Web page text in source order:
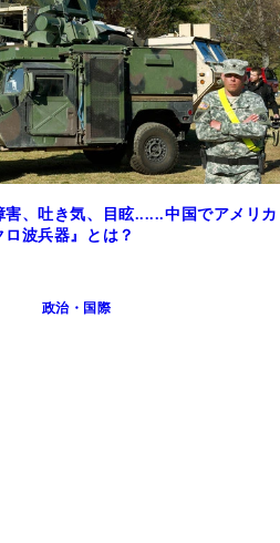
害、吐き気、目眩......中国でアメリカ
波兵器』とは？
政治・国際